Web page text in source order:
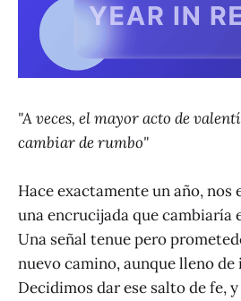
"A veces, el mayor acto de
cambiar de rumbo"
Hace exactamente un año, nos
una encrucijada que cambiaría
Una señal tenue pero
nuevo camino, aunque lleno
Decidimos dar ese salto de fe,